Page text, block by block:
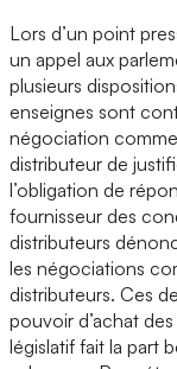
Lors d’un point
un appel aux
plusieurs
enseignes sont
négociation
distributeur de
l’obligation de
fournisseur des
distributeurs
les négociations
distributeurs. Ces
pouvoir d’achat
législatif fait la part